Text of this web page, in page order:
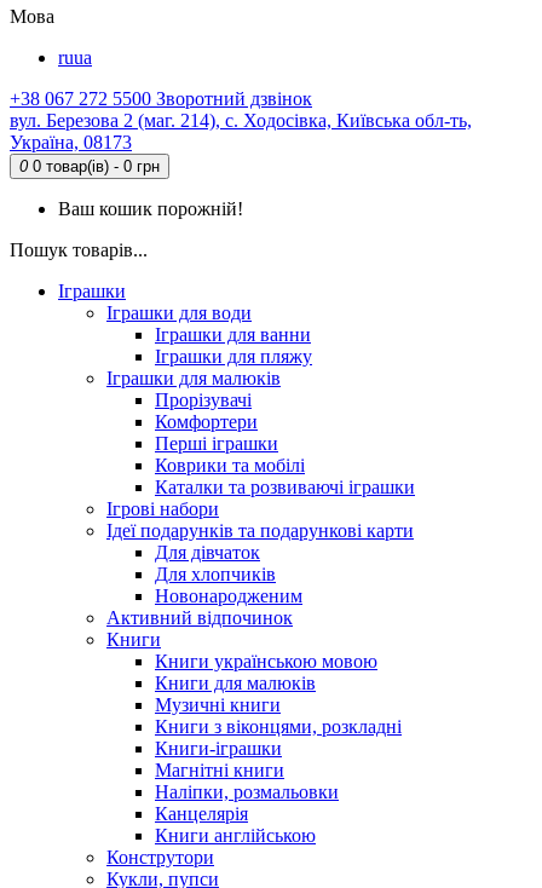
Мова
ruua
+38 067 272 5500 Зворотний дзвінок
вул. Березова 2 (маг. 214), с. Ходосівка, Київська обл-ть,
Україна, 08173
0 0 товар(ів) - 0 грн
Ваш кошик порожній!
Пошук товарів...
Іграшки
Іграшки для води
Іграшки для ванни
Іграшки для пляжу
Іграшки для малюків
Прорізувачі
Комфортери
Перші іграшки
Коврики та мобілі
Каталки та розвиваючі іграшки
Ігрові набори
Ідеї ​​подарунків та подарункові карти
Для дівчаток
Для хлопчиків
Новонародженим
Активний відпочинок
Книги
Книги українською мовою
Книги для малюків
Музичні книги
Книги з віконцями, розкладні
Книги-іграшки
Магнітні книги
Наліпки, розмальовки
Канцелярія
Книги англійською
Конструтори
Кукли, пупси